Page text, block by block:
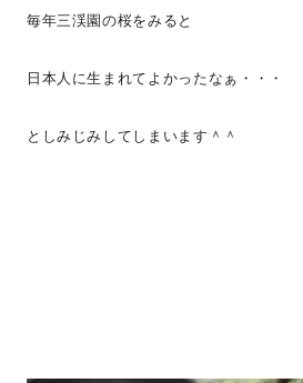
毎年三渓園の桜をみると
日本人に生まれてよかったなぁ・・・
としみじみしてしまいます＾＾